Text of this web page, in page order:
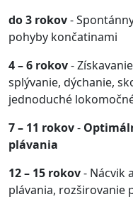
do 3 rokov-
pohyby končatinami
4 – 6 rokov-
splývanie, dýchanie,
jednoduché
7 – 11 rokov-
plávania
12 – 15 rokov- Nácvik
plávania, rozširovanie